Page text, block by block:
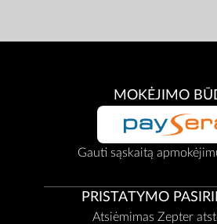
MOKĖJIMO
Gauti sąskaitą
PRISTATYMO
Atsiėmimas Zepter